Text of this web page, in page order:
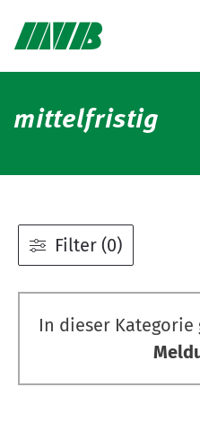
mittelfristig
In dieser
Filter (0)